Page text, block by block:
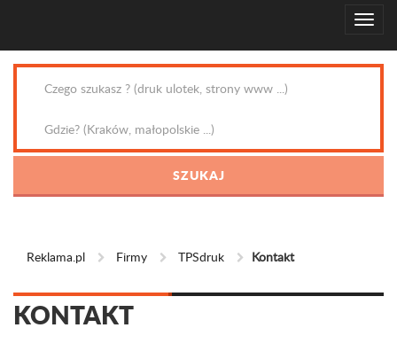
Reklama.pl Firmy TPSdruk Kontakt
KONTAKT